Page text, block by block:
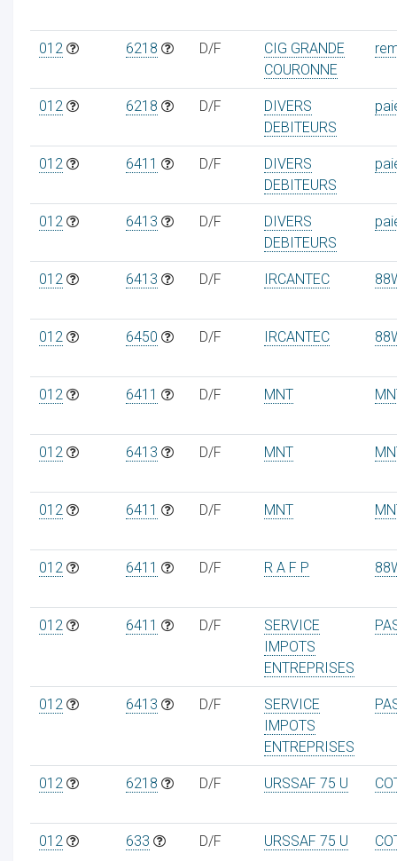
012 6218 D/F
CIG GRANDE
COURONNE
012 6218 D/F
DIVERS
DEBITEURS
012 6411 D/F
DIVERS
DEBITEURS
012 6413 D/F
DIVERS
DEBITEURS
012 6413 D/F IRCANTEC
012 6450 D/F IRCANTEC
012 6411 D/F MNT
012 6413 D/F MNT
012 6411 D/F MNT
012 6411 D/F R A F P
012 6411 D/F
SERVICE
IMPOTS
ENTREPRISES
012 6413 D/F
SERVICE
IMPOTS
ENTREPRISES
012 6218 D/F URSSAF 75 U
012 633 D/F URSSAF 75 U